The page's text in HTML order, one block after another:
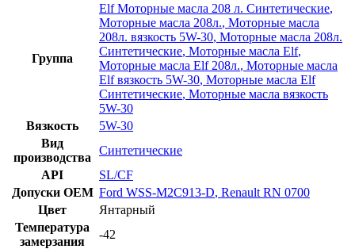
Группа
Elf Моторные масла 208 л. Синтетические,
Моторные масла 208л., Моторные масла
208л. вязкость 5W-30, Моторные масла 208л.
Синтетические, Моторные масла Elf,
Моторные масла Elf 208л., Моторные масла
Elf вязкость 5W-30, Моторные масла Elf
Синтетические, Моторные масла вязкость
5W-30
Вязкость
5W-30
Вид
производства
Синтетические
API
SL/CF
Допуски OEM Ford WSS-M2C913-D, Renault RN 0700
Цвет
Янтарный
Температура
замерзания
-42